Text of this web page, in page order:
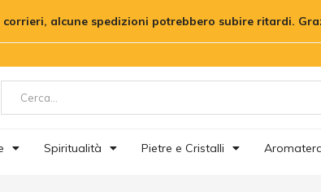
alcune spedizioni potrebbero subire ritardi.
Spiritualità Pietre e Cristalli
Lapislazzuli, Pirite e Lavica perle 8 mm
Informazioni aggiuntive